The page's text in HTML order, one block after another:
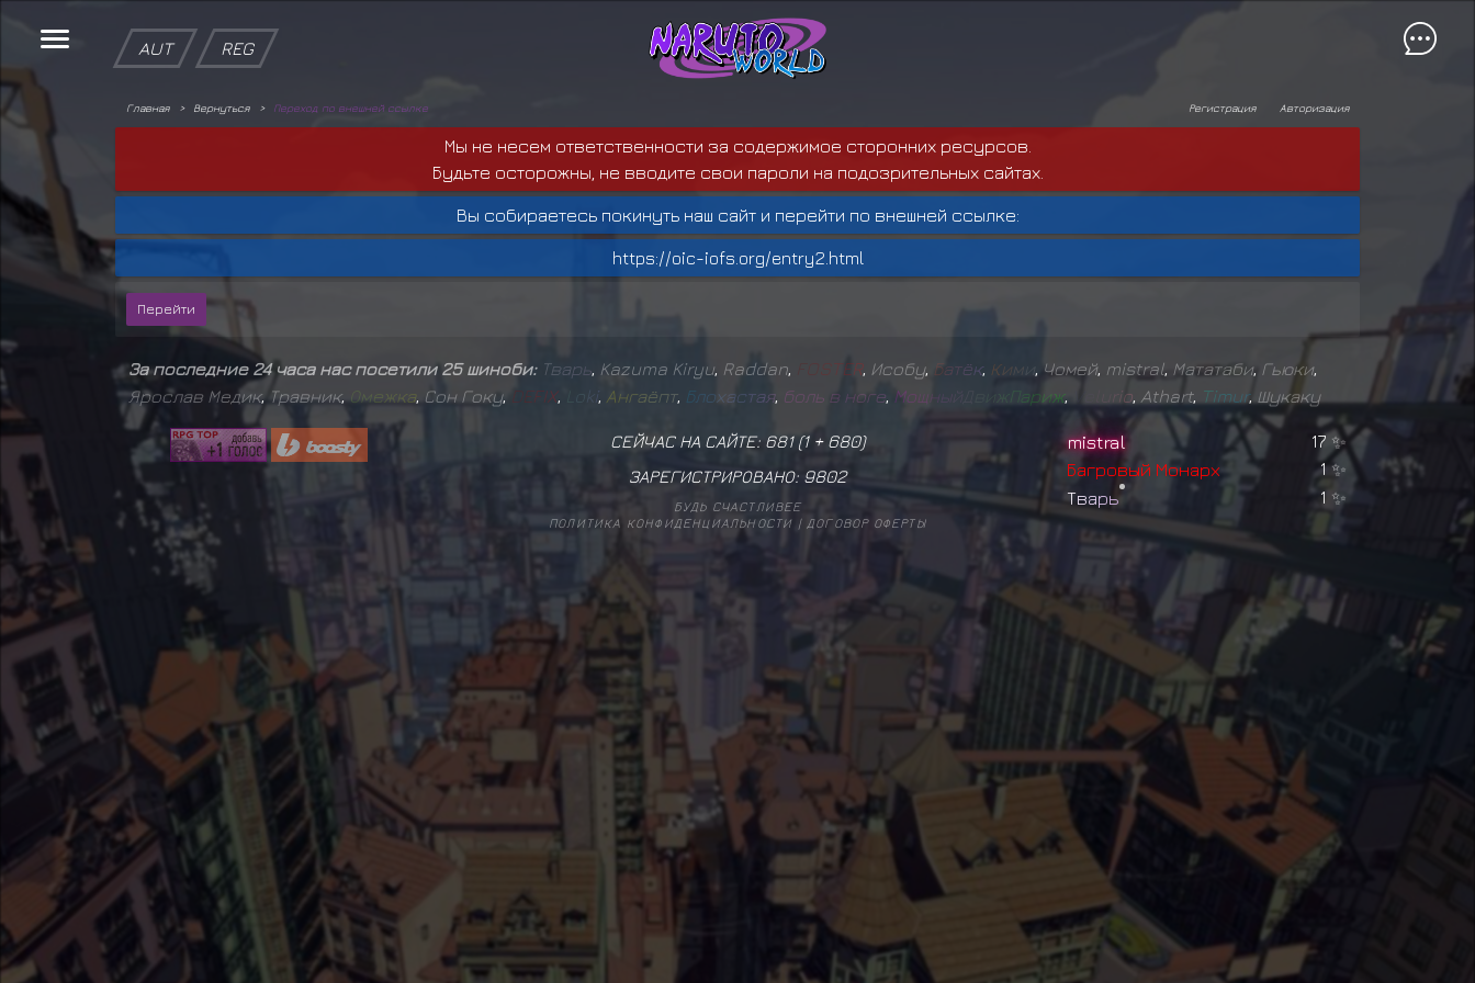
AUT REG
Главная Вернуться Переход по внешней ссылке Авторизация
Регистрация
Мы не несем ответственности за содержимое сторонних ресурсов.
Будьте осторожны, не вводите свои пароли на подозрительных сайтах.
Вы собираетесь покинуть наш сайт и перейти по внешней ссылке:
https://oic-iofs.org/entry2.html
За последние 24 часа нас посетили 25 шиноби: Тварь Kazuma Kiryu, Raddan TER, Исобу, Батёк, Ким Чомей mistral Мататаби, Гьюки
Ярослав Медик, Травник, Омежка Сон Гоку, DEFIX, k i, Ангаёпт, Блохастая, боль в ноге Мощ н Париж, r io Athart, Timur, Шукаку
СЕЙЧАС НА САЙТЕ: 681 (1+ 680)
ЗАРЕГИСТРИРОВАНО: 9802
БУДЬ СЧАСТЛИВЕЕ
ПОЛИТИКА КОНФИДЕНЦИАЛЬНОСТИ |ДОГОВОР ОФЕРТЫ
mistral 17 ✨
Багровый Монарх 1✨
Тварь 1 ✨